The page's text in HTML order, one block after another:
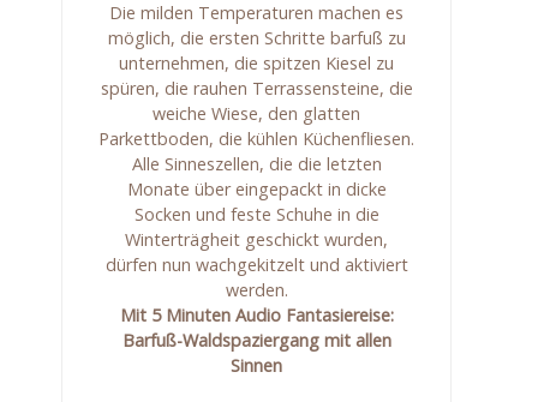
Die milden Temperaturen machen es
möglich, die ersten Schritte barfuß zu
unternehmen, die spitzen Kiesel zu
spüren, die rauhen Terrassensteine, die
weiche Wiese, den glatten
Parkettboden, die kühlen Küchenfliesen.
Alle Sinneszellen, die die letzten
Monate über eingepackt in dicke
Socken und feste Schuhe in die
Winterträgheit geschickt wurden,
dürfen nun wachgekitzelt und aktiviert
werden.
Mit 5 Minuten Audio Fantasiereise:
Barfuß-Waldspaziergang mit allen
Sinnen